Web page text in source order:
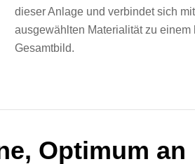
dieser Anlage und verbindet sich
ausgewählten Materialität zu einem
Gesamtbild.
Optimum an